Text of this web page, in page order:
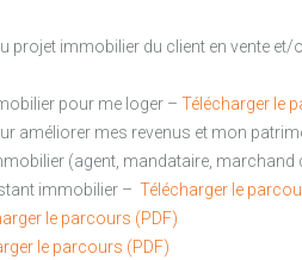
projet immobilier du client en vente
pour me loger – Télécharger le
améliorer mes revenus et mon
(agent, mandataire,
immobilier – Télécharger le
le parcours (PDF)
le parcours (PDF)